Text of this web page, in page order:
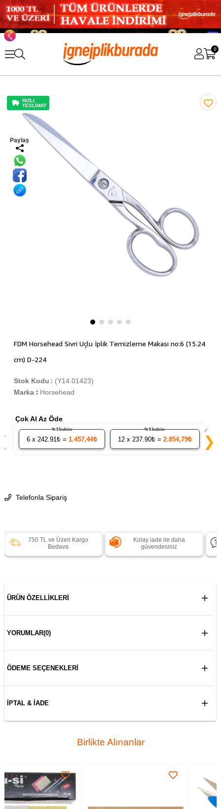
0
HIZLI
TESLİMAT
Paylaş
FDM Horsehead Sivri Uçlu İplik Temizleme Makası no:6 (15.24
cm) D-224
(Y14.01423)
Stok Kodu
Marka : Horsehead
Çok Al Az Öde
6x 242.91₺ = 1.457,44₺
% 3 İndirim
12x 237.90₺ = 2.854,79₺
% 5 İndirim
24
❯
Telefonla Sipariş
750 TL ve Üzeri Kargo
Bedava
Kolay iade ile daha
güvendesiniz
ÜRÜN ÖZELLIKLERI
YORUMLAR(0)
ÖDEME SEÇENEKLERI
İPTAL & İADE
Birlikte Alınanlar